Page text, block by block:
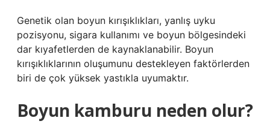
Genetik olan boyun kırışıklıkları, yanlış uyku
pozisyonu, sigara kullanımı ve boyun bölgesindeki
dar kıyafetlerden de kaynaklanabilir. Boyun
kırışıklıklarının oluşumunu destekleyen faktörlerden
biri de çok yüksek yastıkla uyumaktır.
Boyun kamburu neden olur?